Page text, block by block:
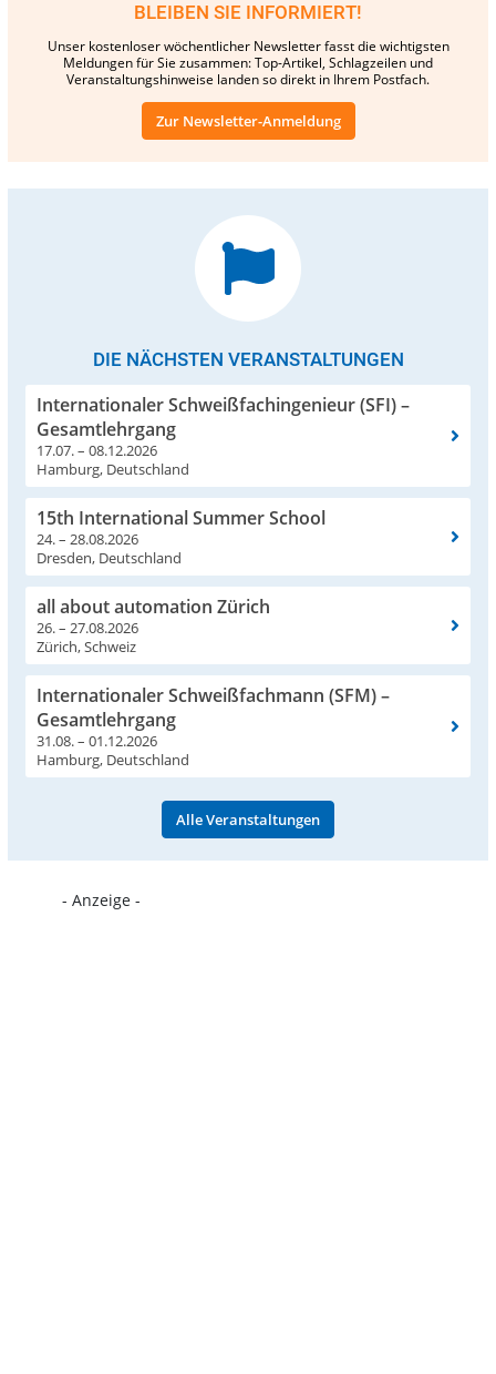
BLEIBEN SIE INFORMIERT!
Unser kostenloser wöchentlicher Newsletter fasst die wichtigsten
Meldungen für Sie zusammen: Top-Artikel, Schlagzeilen und
Veranstaltungshinweise landen so direkt in Ihrem Postfach.
Zur Newsletter-Anmeldung
DIE NÄCHSTEN VERANSTALTUNGEN
Internationaler Schweißfachingenieur (SFI) –
Gesamtlehrgang
17.07. – 08.12.2026
Hamburg, Deutschland
15th International Summer School
24. – 28.08.2026
Dresden, Deutschland
all about automation Zürich
26. – 27.08.2026
Zürich, Schweiz
Internationaler Schweißfachmann (SFM) –
Gesamtlehrgang
31.08. – 01.12.2026
Hamburg, Deutschland
Alle Veranstaltungen
- Anzeige -